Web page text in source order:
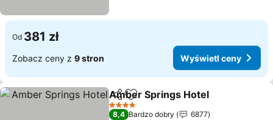
Od 381 zł
Zobacz ceny z 9 stron Wyświetl ceny
Udostępnij
Dodaj do ulubionych
Amber Springs Hotel
4 Kategoria
8,4 Bardzo dobry
6877